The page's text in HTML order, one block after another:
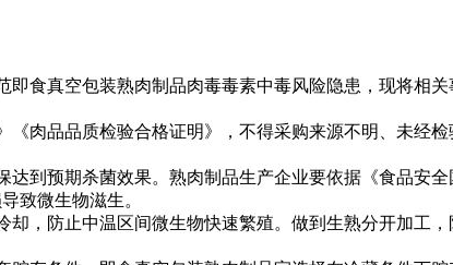
真空包装熟肉制品肉毒毒素中毒风险隐患，现将相关
品品质检验合格证明》，不得采购来源不明、未经检
预期杀菌效果。熟肉制品生产企业要依据《食品安全
致微生物滋生。
防止中温区间微生物快速繁殖。做到生熟分开加工